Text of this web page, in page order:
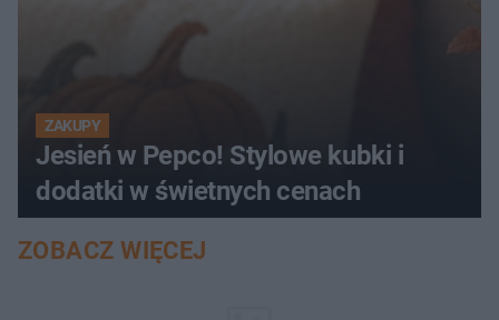
ZAKUPY
Jesień w Pepco! Stylowe kubki i
dodatki w świetnych cenach
ZOBACZ WIĘCEJ